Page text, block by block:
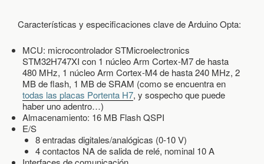
D
S
T
R
I
A
L
E
S
E
I
Características y especificaciones clave de Arduino Opta:
MCU: microcontrolador STMicroelectronics
STM32H747XI con 1 núcleo Arm Cortex-M7 de hasta
480 MHz, 1 núcleo Arm Cortex-M4 de hasta 240 MHz, 2
MB de flash, 1 MB de SRAM (como se encuentra en
todas las placas Portenta H7, y sospecho que puede
haber uno adentro…)
Almacenamiento: 16 MB Flash QSPI
E/S
8 entradas digitales/analógicas (0-10 V)
4 contactos NA de salida de relé, nominal 10 A